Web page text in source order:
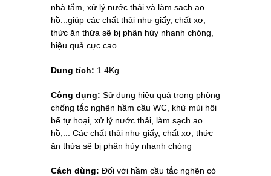
nhà tắm, xử lý nước thải và làm sạch ao
hồ...giúp các chất thải như giấy, chất xơ,
thức ăn thừa sẽ bị phân hủy nhanh chóng,
hiệu quả cực cao.
Dung tích: 1.4Kg
Công dụng: Sử dụng hiệu quả trong phòng
chống tắc nghẽn hầm cầu WC, khử mùi hôi
bể tự hoại, xử lý nước thải, làm sạch ao
hồ,... Các chất thải như giấy, chất xơ, thức
ăn thừa sẽ bị phân hủy nhanh chóng
Cách dùng: Đối với hầm cầu tắc nghẽn có